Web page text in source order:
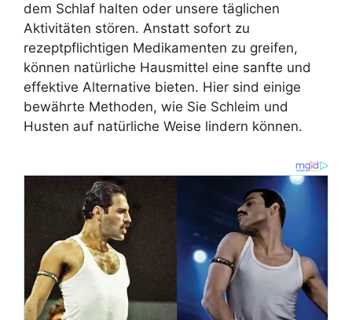
dem Schlaf halten oder unsere täglichen
Aktivitäten stören. Anstatt sofort zu
rezeptpflichtigen Medikamenten zu greifen,
können natürliche Hausmittel eine sanfte und
effektive Alternative bieten. Hier sind einige
bewährte Methoden, wie Sie Schleim und
Husten auf natürliche Weise lindern können.